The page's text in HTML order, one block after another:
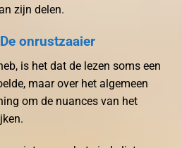
zijn delen.
onrustzaaier
is het dat de lezen soms een
maar over het algemeen
om de nuances van het